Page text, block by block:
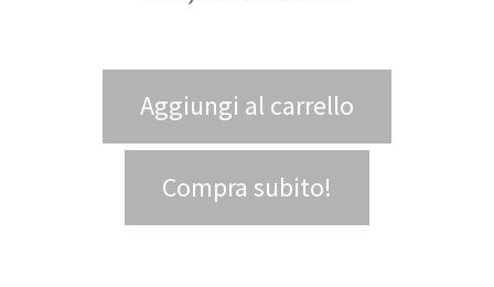
Aggiungi al carrello
Compra subito!